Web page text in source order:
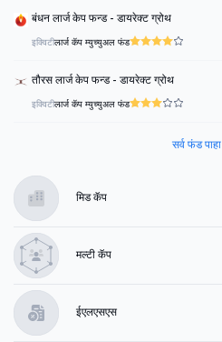
बंधन लार्ज केप फन्ड - डायरेक्ट ग्रोथ
इक्विटीलार्ज कॅप म्युच्युअल फंड
तौरस लार्ज केप फन्ड - डायरेक्ट ग्रोथ
इक्विटीलार्ज कॅप म्युच्युअल फंड
सर्व फंड पाहा
मिड कॅप
मल्टी कॅप
ईएलएसएस